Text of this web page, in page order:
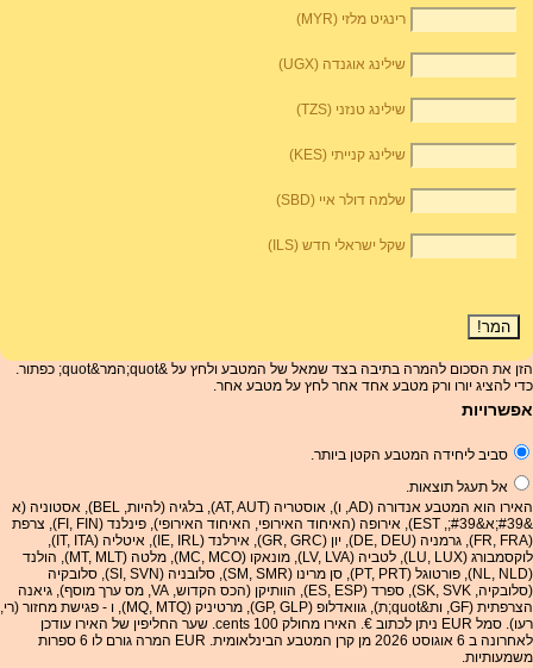
רינגיט מלזי (MYR)
שילינג אוגנדה (UGX)
שילינג טנזני (TZS)
שילינג קנייתי (KES)
שלמה דולר איי (SBD)
שקל ישראלי חדש (ILS)
הזן את הסכום להמרה בתיבה בצד שמאל של המטבע ולחץ על &quot;המר&quot; כפתור.
כדי להציג יורו ורק מטבע אחד אחר לחץ על מטבע אחר.
אפשרויות
סביב ליחידה המטבע הקטן ביותר.
אל תעגל תוצאות.
האירו הוא המטבע אנדורה (AD, ו), אוסטריה (AT, AUT), בלגיה (להיות, BEL), אסטוניה (א
&#39;א&#39;, EST), אירופה (האיחוד האירופי, האיחוד האירופי), פינלנד (FI, FIN), צרפת
(FR, FRA), גרמניה (DE, DEU), יון (GR, GRC), אירלנד (IE, IRL), איטליה (IT, ITA),
לוקסמבורג (LU, LUX), לטביה (LV, LVA), מונאקו (MC, MCO), מלטה (MT, MLT), הולנד
(NL, NLD), פורטוגל (PT, PRT), סן מרינו (SM, SMR), סלובניה (SI, SVN), סלובקיה
(סלובקיה, SK, SVK), ספרד (ES, ESP), הוותיקן (הכס הקדוש, VA, מס ערך מוסף), גיאנה
הצרפתית (GF, ות&quot;ת), גוואדלופ (GP, GLP), מרטיניק (MQ, MTQ), ו - פגישת מחזור (רי,
רעו). סמל EUR ניתן לכתוב €. האירו מחולק 100 cents. שער החליפין של האירו עודכן
לאחרונה ב 6 אוגוסט 2026 מן קרן המטבע הבינלאומית. EUR המרה גורם לו 6 ספרות
משמעותיות.